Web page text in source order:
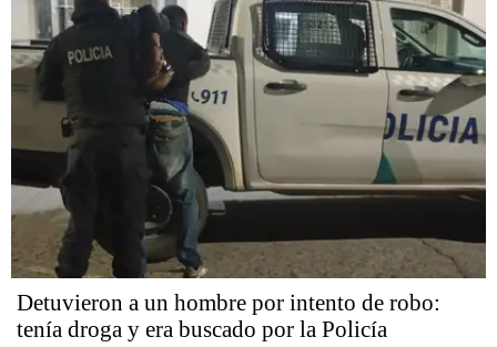
Detuvieron a un hombre por intento de robo:
tenía droga y era buscado por la Policía